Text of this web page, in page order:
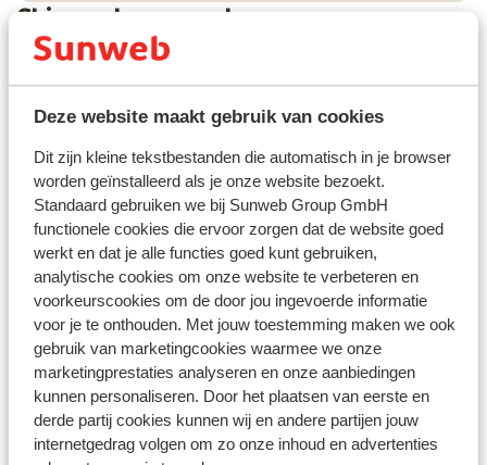
Deze website maakt gebruik van cookies
Dit zijn kleine tekstbestanden die automatisch in je browser
worden geïnstalleerd als je onze website bezoekt.
Standaard gebruiken we bij Sunweb Group GmbH
functionele cookies die ervoor zorgen dat de website goed
werkt en dat je alle functies goed kunt gebruiken,
analytische cookies om onze website te verbeteren en
voorkeurscookies om de door jou ingevoerde informatie
voor je te onthouden. Met jouw toestemming maken we ook
gebruik van marketingcookies waarmee we onze
marketingprestaties analyseren en onze aanbiedingen
kunnen personaliseren. Door het plaatsen van eerste en
derde partij cookies kunnen wij en andere partijen jouw
internetgedrag volgen om zo onze inhoud en advertenties
Skipas, -les en verhuur
Skimateriaal
Andere accommodaties in
Hochzillertal
Apart Höllwarth
Appartementen Emma